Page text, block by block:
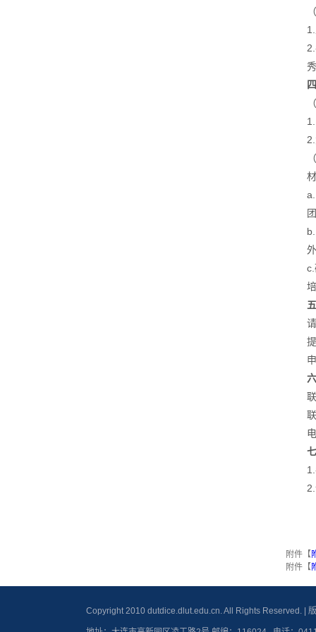
附件【
附件【
Copyright 2010 dutdice.dlut.edu.cn. All Rights Reserved. |